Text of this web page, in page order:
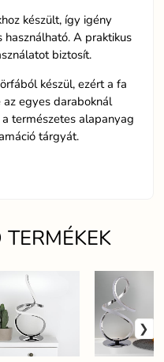
készült, így igény
A praktikus
biztosít.
készül, ezért a fa
az egyes daraboknál
természetes alapanyag
tárgyát.